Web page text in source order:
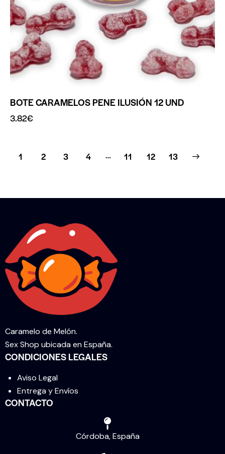
BOTE CARAMELOS PENE ILUSIÓN 12 UND
3.82€
1 2 3 4 … 11 12 13
→
Caramelo de Melón.
Sex Shop ubicada en España.
CONDICIONES LEGALES
Aviso Legal
Entrega y Envíos
CONTACTO
Córdoba, España